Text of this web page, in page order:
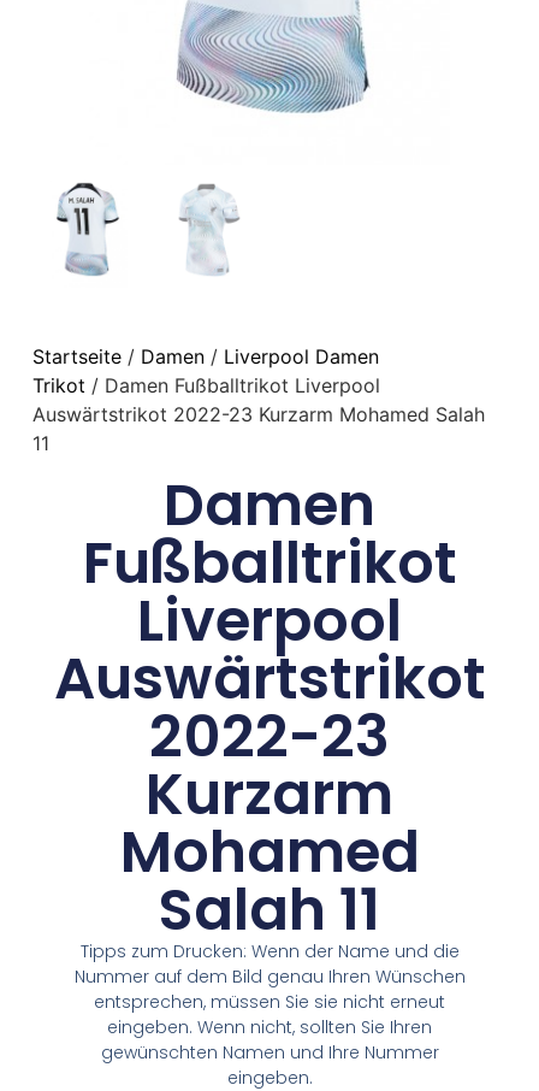
Startseite/ Damen/ Liverpool Damen
Trikot / Damen Fußballtrikot Liverpool
Auswärtstrikot 2022-23 Kurzarm Mohamed Salah
11
Damen
Fußballtrikot
Liverpool
Auswärtstrikot
2022-23
Kurzarm
Mohamed
Salah 11
Tipps zum Drucken: Wenn der Name und die
Nummer auf dem Bild genau Ihren Wünschen
entsprechen, müssen Sie sie nicht erneut
eingeben. Wenn nicht, sollten Sie Ihren
gewünschten Namen und Ihre Nummer
eingeben.